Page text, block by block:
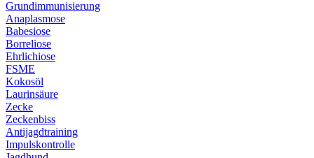
Grundimmunisierung
Anaplasmose
Babesiose
Borreliose
Ehrlichiose
FSME
Kokosöl
Laurinsäure
Zecke
Zeckenbiss
Antijagdtraining
Impulskontrolle